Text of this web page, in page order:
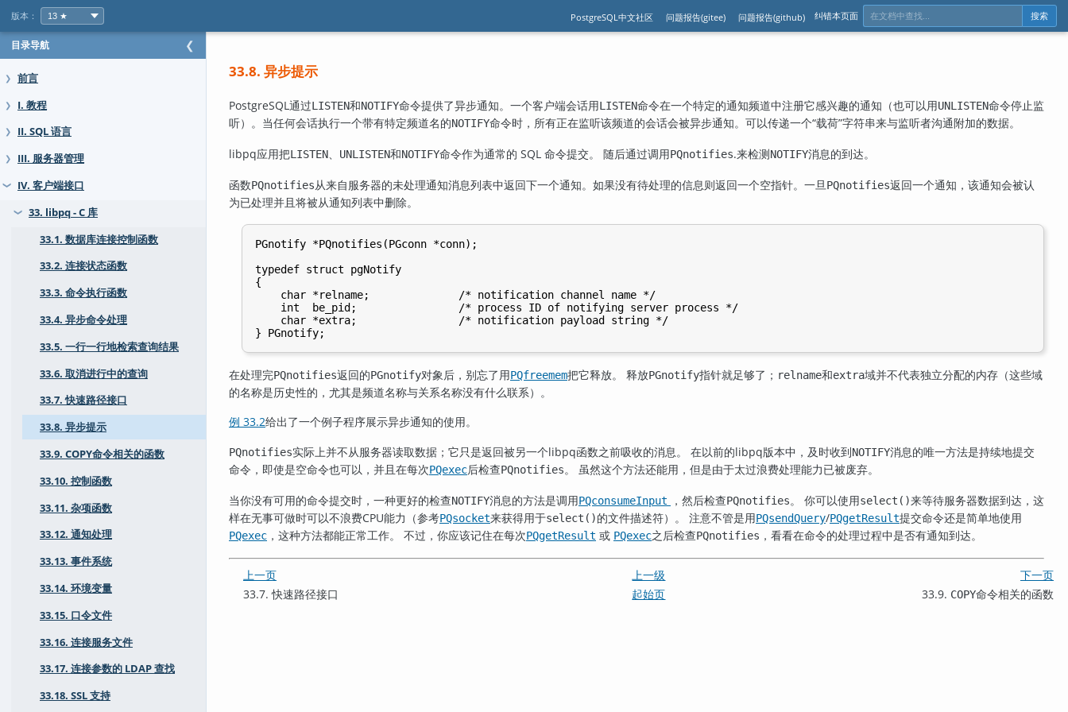
版本： PostgreSQL中文社区 问题报告(gitee) 问题报告(github) 纠错本页面 搜索
目录导航 ❮
❯ 前言
❯ I. 教程
❯ II. SQL 语言
❯ III. 服务器管理
❯ IV. 客户端接口
❯
33. libpq - C 库
33.1. 数据库连接控制函数
33.2. 连接状态函数
33.3. 命令执行函数
33.4. 异步命令处理
33.5. 一行一行地检索查询结果
33.6. 取消进行中的查询
33.7. 快速路径接口
33.8. 异步提示
33.9. COPY命令相关的函数
33.10. 控制函数
33.11. 杂项函数
33.12. 通知处理
33.13. 事件系统
33.14. 环境变量
33.15. 口令文件
33.16. 连接服务文件
33.17. 连接参数的 LDAP 查找
33.18. SSL 支持
33.8. 异步提示
PostgreSQL通过LISTEN和NOTIFY命令提供了异步通知。一个客户端会话用LISTEN命令在一个特定的通知频道中注册它感兴趣的通知（也可以用UNLISTEN命令停止监
听）。当任何会话执行一个带有特定频道名的NOTIFY命令时，所有正在监听该频道的会话会被异步通知。可以传递一个“载荷”字符串来与监听者沟通附加的数据。
libpq应用把LISTEN、 UNLISTEN和NOTIFY命令作为通常的 SQL 命令提交。 随后通过调用PQnotifies.来检测NOTIFY消息的到达。
函数PQnotifies从来自服务器的未处理通知消息列表中返回下一个通知。如果没有待处理的信息则返回一个空指针。一旦PQnotifies返回一个通知，该通知会被认
为已处理并且将被从通知列表中删除。
PGnotify *PQnotifies(PGconn *conn);
typedef struct pgNotify
{
    char *relname;              /* notification channel name */
    int  be_pid;                /* process ID of notifying server process */
    char *extra;                /* notification payload string */
在处理完PQnotifies返回的PGnotify对象后，别忘了用PQfreemem把它释放。 释放PGnotify指针就足够了； relname和extra域并不代表独立分配的内存（这些域
的名称是历史性的，尤其是频道名称与关系名称没有什么联系）。
例 33.2给出了一个例子程序展示异步通知的使用。
PQnotifies实际上并不从服务器读取数据；它只是返回被另一个libpq函数之前吸收的消息。 在以前的libpq版本中，及时收到NOTIFY消息的唯一方法是持续地提交
命令，即使是空命令也可以，并且在每次PQexec后检查PQnotifies。 虽然这个方法还能用，但是由于太过浪费处理能力已被废弃。
当你没有可用的命令提交时，一种更好的检查NOTIFY消息的方法是调用PQconsumeInput ，然后检查PQnotifies。 你可以使用select()来等待服务器数据到达，这
样在无事可做时可以不浪费CPU能力（参考PQsocket来获得用于select()的文件描述符）。 注意不管是用PQsendQuery/PQgetResult提交命令还是简单地使用
PQexec ，这种方法都能正常工作。 不过，你应该记住在每次PQgetResult 或 PQexec之后检查PQnotifies ，看看在命令的处理过程中是否有通知到达。
上一页 上一级
下一页
33.7. 快速路径接口
起始页 33.9. COPY命令相关的函数